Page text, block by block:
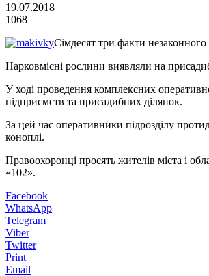
19.07.2018
1068
Сімдесят три факти
Нарковмісні рослини виявляли на
У ході проведення комплексних
підприємств та присадибних ділянок.
За цей час оперативники підрозділу
коноплі.
Правоохоронці просять жителів міста і
«102».
Facebook
WhatsApp
Telegram
Viber
Twitter
Print
Email